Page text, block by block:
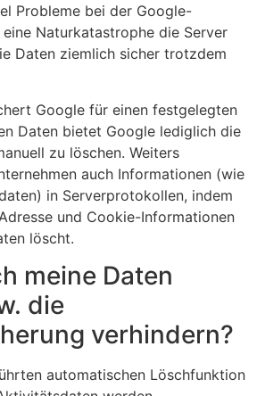
Probleme bei der Google-
Naturkatastrophe die Server
Daten ziemlich sicher trotzdem
Google für einen festgelegten
Daten bietet Google lediglich die
zu löschen. Weiters
auch Informationen (wie
in Serverprotokollen, indem
und Cookie-Informationen
löscht.
meine Daten
die
verhindern?
automatischen Löschfunktion